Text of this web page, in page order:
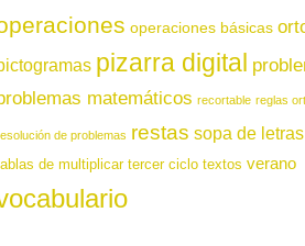
operaciones básicas
pizarra digital
matemáticos recortable reglas
de problemas restas sopa de letras
de multiplicar tercer ciclo textos verano